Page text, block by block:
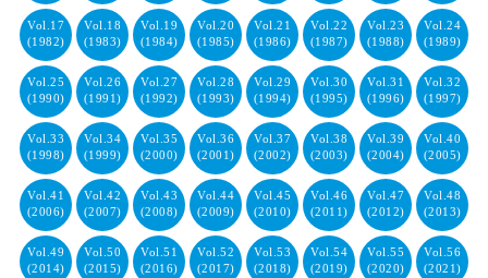
Vol.17
(1982)
Vol.18
(1983)
Vol.19
(1984)
Vol.20
(1985)
Vol.21
(1986)
Vol.22
(1987)
Vol.23
(1988)
Vol.24
(1989)
Vol.25
(1990)
Vol.26
(1991)
Vol.27
(1992)
Vol.28
(1993)
Vol.29
(1994)
Vol.30
(1995)
Vol.31
(1996)
Vol.32
(1997)
Vol.33
(1998)
Vol.34
(1999)
Vol.35
(2000)
Vol.36
(2001)
Vol.37
(2002)
Vol.38
(2003)
Vol.39
(2004)
Vol.40
(2005)
Vol.41
(2006)
Vol.42
(2007)
Vol.43
(2008)
Vol.44
(2009)
Vol.45
(2010)
Vol.46
(2011)
Vol.47
(2012)
Vol.48
(2013)
Vol.49
(2014)
Vol.50
(2015)
Vol.51
(2016)
Vol.52
(2017)
Vol.53
(2018)
Vol.54
(2019)
Vol.55
(2020)
Vol.56
(2021)